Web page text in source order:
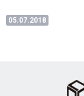
05.07.2018